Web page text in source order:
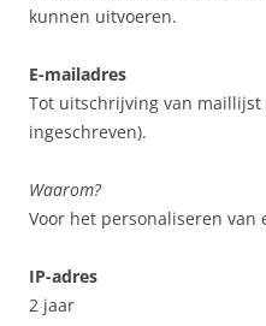
kunnen uitvoeren.
E-mailadres
Tot uitschrijving van
ingeschreven).
Waarom?
Voor het personaliseren van
IP-adres
2 jaar